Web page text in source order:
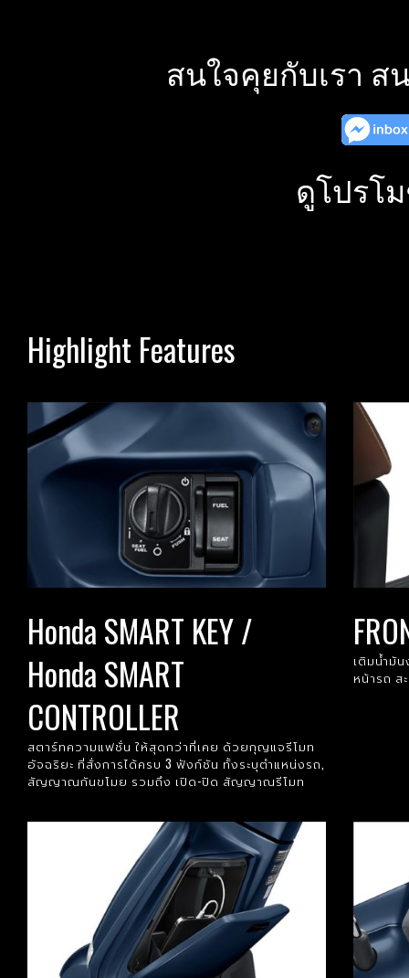
สนใจคุยกับเรา ส
ดูโปรโ
Highlight Features
Honda SMART KEY /
Honda SMART
CONTROLLER
สตาร์ทความแฟชั่น ให้สุดกว่าที่เคย ด้วยกุญแจรีโมท
อัจฉริยะ ที่สั่งการได้ครบ 3 ฟังก์ชัน ทั้งระบุตำแหน่งรถ,
สัญญาณกันขโมย รวมถึง เปิด-ปิด สัญญาณรีโมท
เติมน้ำมั
หน้ารถ ส